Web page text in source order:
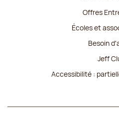
Offres
Écoles et
Besoin
Jeff
Accessibilité :